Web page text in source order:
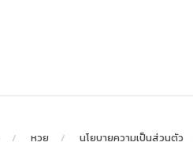
หวย นโยบายความเป็นส่วนตัว